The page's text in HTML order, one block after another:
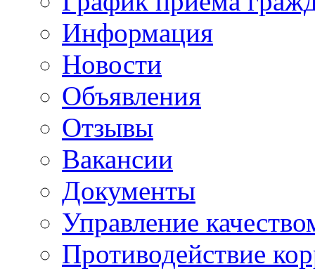
Информация
Новости
Объявления
Отзывы
Вакансии
Документы
Управление
Противодействие